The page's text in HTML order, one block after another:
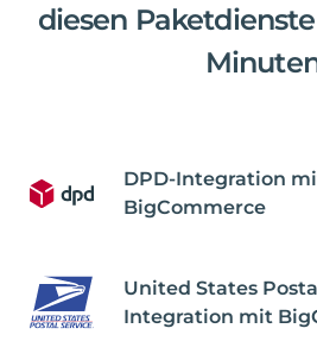
diesen
DPD-Integration
BigCommerce
United States
Integration mit